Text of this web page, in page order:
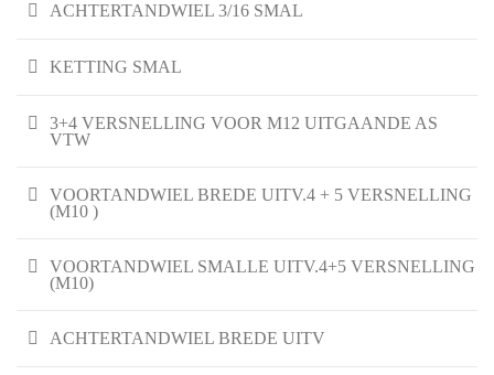
ACHTERTANDWIEL 3/16 SMAL
KETTING SMAL
3+4 VERSNELLING VOOR M12 UITGAANDE AS
VTW
VOORTANDWIEL BREDE UITV.4 + 5 VERSNELLING
(M10 )
VOORTANDWIEL SMALLE UITV.4+5 VERSNELLING
(M10)
ACHTERTANDWIEL BREDE UITV